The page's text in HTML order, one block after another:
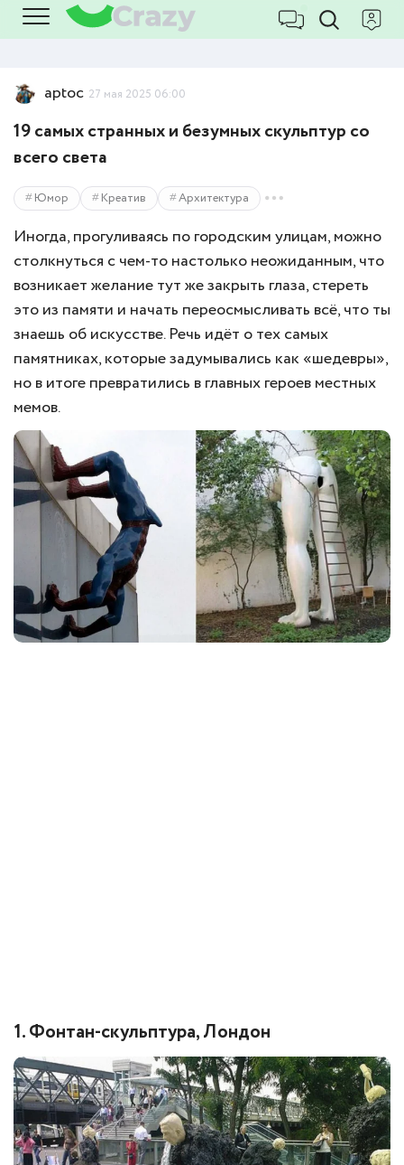
aptoc 27 мая 2025 06:00
19 самых странных и безумных скульптур со
всего света
Юмор Креатив Архитектура
Иногда, прогуливаясь по городским улицам, можно
столкнуться с чем-то настолько неожиданным, что
возникает желание тут же закрыть глаза, стереть
это из памяти и начать переосмысливать всё, что ты
знаешь об искусстве. Речь идёт о тех самых
памятниках, которые задумывались как «шедевры»,
но в итоге превратились в главных героев местных
мемов.
1. Фонтан-скульптура, Лондон